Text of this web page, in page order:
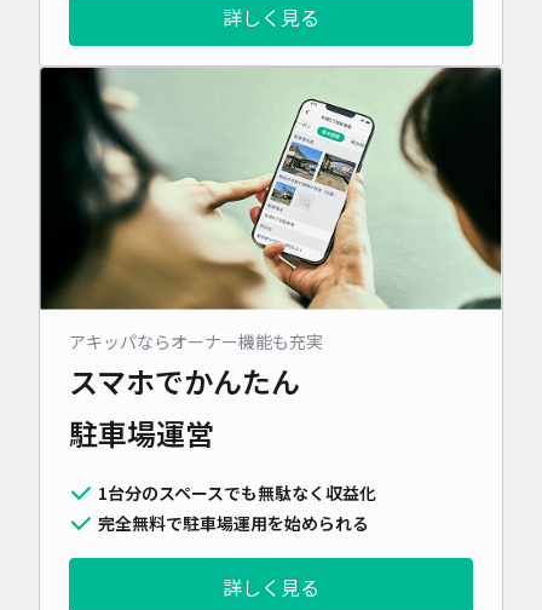
詳しく見る
アキッパならオーナー機能も充実
スマホでかんたん
駐車場運営
1台分のスペースでも無駄なく収益化
完全無料で駐車場運用を始められる
詳しく見る